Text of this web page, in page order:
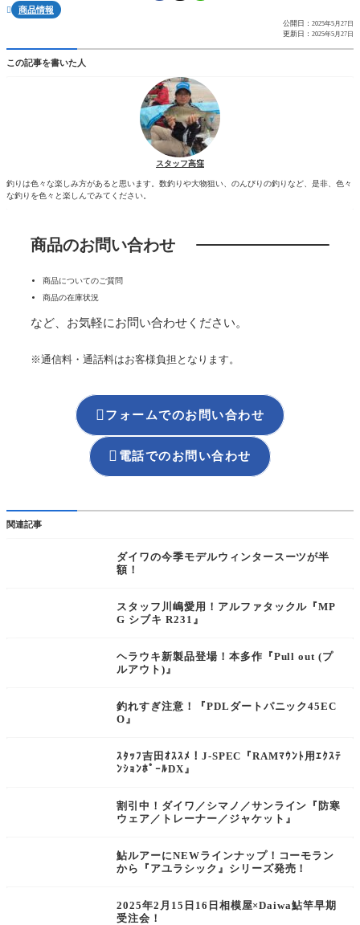
 商品情報
公開日： 2025年5月27日
更新日： 2025年5月27日
この記事を書いた人
スタッフ高窪
釣りは色々な楽しみ方があると思います。数釣りや大物狙い、のんびりの釣りなど、是非、色々
な釣りを色々と楽しんでみてください。
商品のお問い合わせ
商品についてのご質問
商品の在庫状況
など、お気軽にお問い合わせください。
※通信料・通話料はお客様負担となります。
フォームでのお問い合わせ
 電話でのお問い合わせ
関連記事
ダイワの今季モデルウィンタースーツが半
額！
スタッフ川嶋愛用！アルファタックル『MP
G シブキ R231』
ヘラウキ新製品登場！本多作『Pull out (プ
ルアウト)』
釣れすぎ注意！『PDLダートパニック45EC
O』
ｽﾀｯﾌ吉田ｵｽｽﾒ！J-SPEC『RAMﾏｳﾝﾄ用ｴｸｽﾃ
ﾝｼｮﾝﾎﾟｰﾙDX』
割引中！ダイワ／シマノ／サンライン『防寒
ウェア／トレーナー／ジャケット』
鮎ルアーにNEWラインナップ！コーモラン
から『アユラシック』シリーズ発売！
2025年2月15日16日相模屋×Daiwa鮎竿早期
受注会！